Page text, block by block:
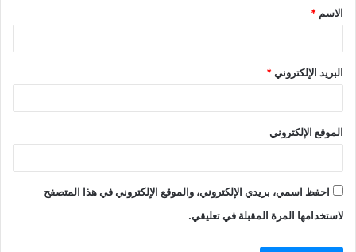
*
الاسم *
البريد الإلكتروني*
الموقع الإلكتروني
احفظ اسمي، بريدي الإلكتروني، والموقع الإلكتروني في هذا المتصفح
لاستخدامها المرة المقبلة في تعليقي.